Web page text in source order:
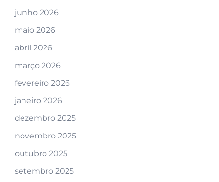
junho 2026
maio 2026
abril 2026
março 2026
fevereiro 2026
janeiro 2026
dezembro 2025
novembro 2025
outubro 2025
setembro 2025